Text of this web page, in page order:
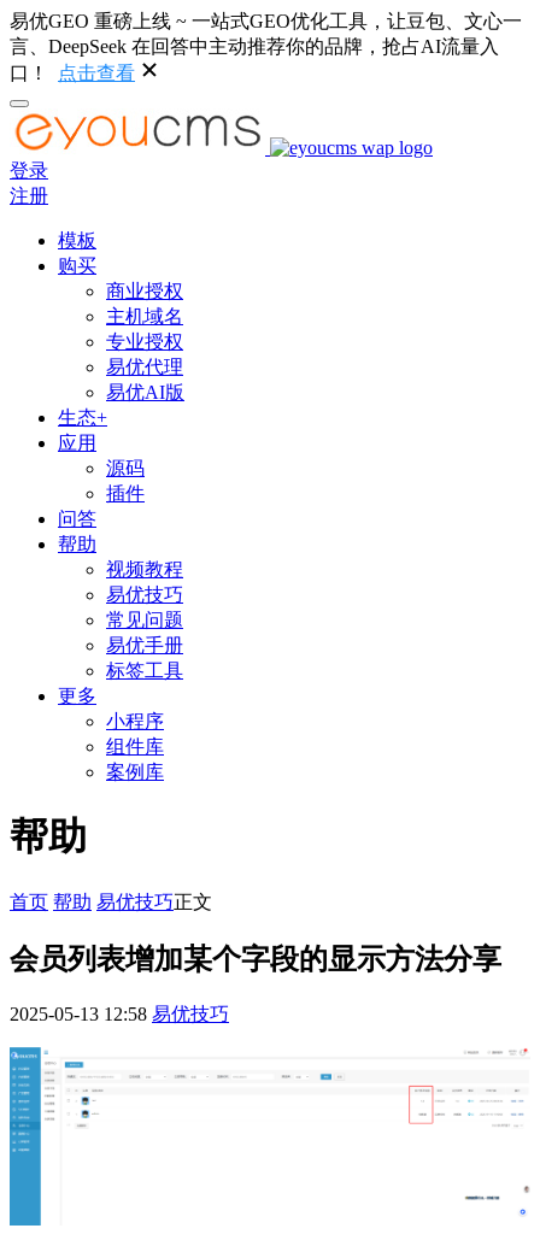
易优GEO 重磅上线 ~ 一站式GEO优化工具，让豆包、文心一
言、DeepSeek 在回答中主动推荐你的品牌，抢占AI流量入
口！
点击查看
登录
注册
模板
购买
商业授权
主机域名
专业授权
易优代理
易优AI版
生态+
应用
源码
插件
问答
帮助
视频教程
易优技巧
常见问题
易优手册
标签工具
更多
小程序
组件库
案例库
帮助
首页 帮助 易优技巧正文
会员列表增加某个字段的显示方法分享
2025-05-13 12:58 易优技巧